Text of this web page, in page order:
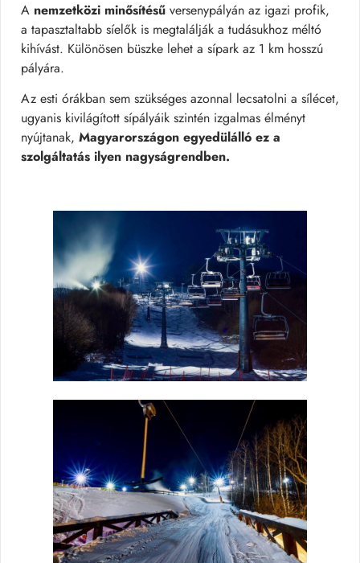
A nemzetközi minősítésű versenypályán az igazi profik,
a tapasztaltabb síelők is megtalálják a tudásukhoz méltó
kihívást. Különösen büszke lehet a sípark az 1 km hosszú
pályára.
Az esti órákban sem szükséges azonnal lecsatolni a sílécet,
ugyanis kivilágított sípályáik szintén izgalmas élményt
nyújtanak, Magyarországon egyedülálló ez a
szolgáltatás ilyen nagyságrendben.